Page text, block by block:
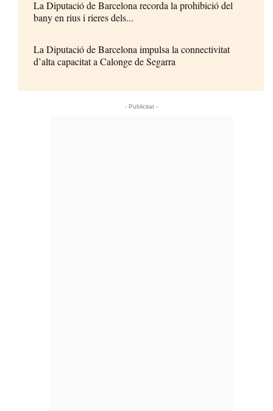
La Diputació de Barcelona recorda la prohibició del
bany en rius i rieres dels...
La Diputació de Barcelona impulsa la connectivitat
d’alta capacitat a Calonge de Segarra
- Publicitat -